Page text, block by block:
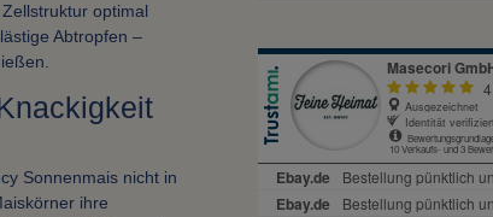
optimal
Abtropfen –
Sonnenmais nicht in
ihre